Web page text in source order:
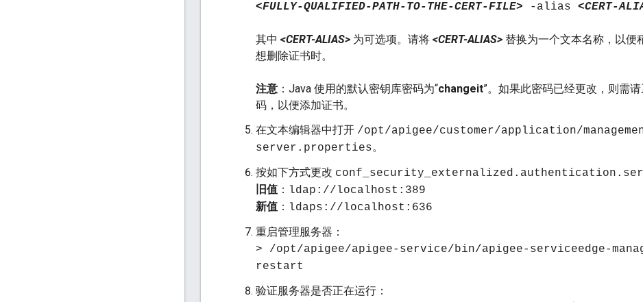
<FULLY-QUALIFIED-PATH-TO-THE-CERT-FILE> -alias <CERT-
其中 <CERT-ALIAS> 为可选项。请将 <CERT-ALIAS> 替换为一个文本名称，以便
想删除证书时。
注意 ：Java 使用的默认密钥库密码为“changeit”。如果此密码已经更改，则需
码，以便添加证书。
在文本编辑器中打开 /opt/apigee/customer/application/
server.properties。
按如下方式更改
旧值 ： ldap://localhost:389
新值 ： ldaps://localhost:636
重启管理服务器：
> /opt/apigee/apigee-service/bin/apigee-serviceedge-
restart
验证服务器是否正在运行：